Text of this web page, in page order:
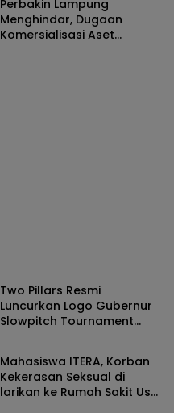
Perbakin Lampung
Menghindar, Dugaan
Komersialisasi Aset
Two Pillars Resmi
Luncurkan Logo Gubernur
Slowpitch Tournament
Headline
Mahasiswa ITERA, Korban
Kekerasan Seksual di
larikan ke Rumah Sakit Usai